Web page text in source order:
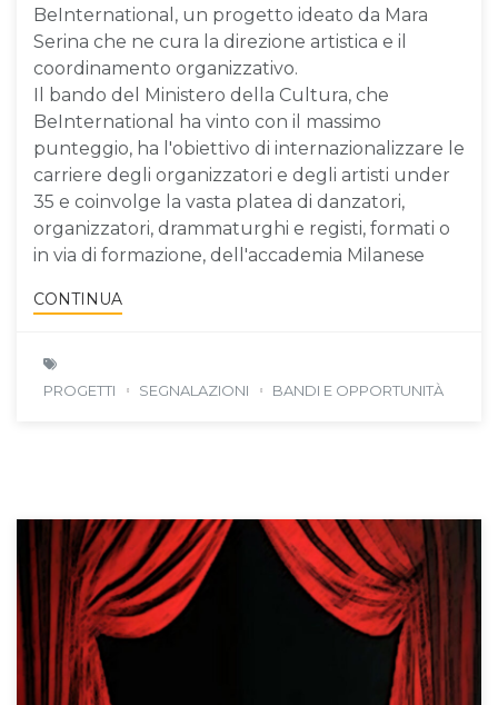
BeInternational, un progetto ideato da Mara
Serina che ne cura la direzione artistica e il
coordinamento organizzativo.
Il bando del Ministero della Cultura, che
BeInternational ha vinto con il massimo
punteggio, ha l'obiettivo di internazionalizzare le
carriere degli organizzatori e degli artisti under
35 e coinvolge la vasta platea di danzatori,
organizzatori, drammaturghi e registi, formati o
in via di formazione, dell'accademia Milanese
CONTINUA
PROGETTI SEGNALAZIONI BANDI E OPPORTUNITÀ